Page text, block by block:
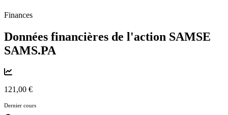
Finances
Données financières de l'action SAMSE
SAMS.PA
121,00 €
Dernier cours